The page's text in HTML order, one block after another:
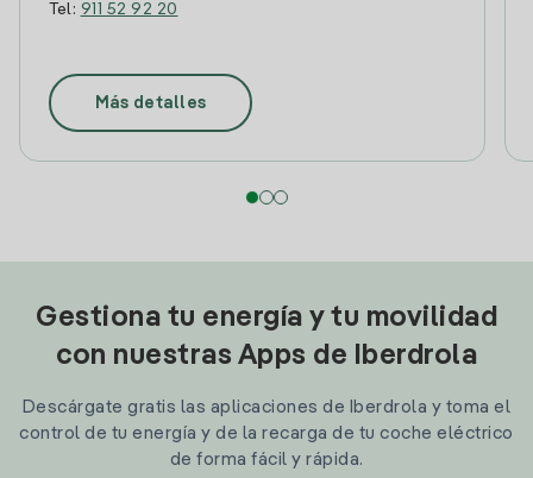
Tel: 911 52 92 20
Más detalles
Gestiona tu energía y tu movilidad
con nuestras Apps de Iberdrola
Descárgate gratis las aplicaciones de Iberdrola y toma el
control de tu energía y de la recarga de tu coche eléctrico
de forma fácil y rápida.